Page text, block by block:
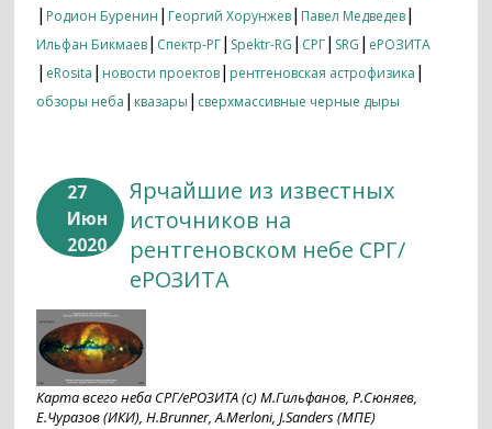
| Родион Буренин | Георгий Хорунжев| Павел Медведев|
Ильфан Бикмаев| Спектр-РГ| Spektr-RG | СРГ| SRG | еРОЗИТА
| eRosita | новости проектов| рентгеновская астрофизика |
обзоры неба | квазары | сверхмассивные черные дыры
27
Июн
2020
Ярчайшие из известных
источников на
рентгеновском небе СРГ/
еРОЗИТА
Карта всего неба СРГ/еРОЗИТА (c) М.Гильфанов, Р.Сюняев,
Е.Чуразов (ИКИ), H.Brunner, A.Merloni, J.Sanders (МПЕ)